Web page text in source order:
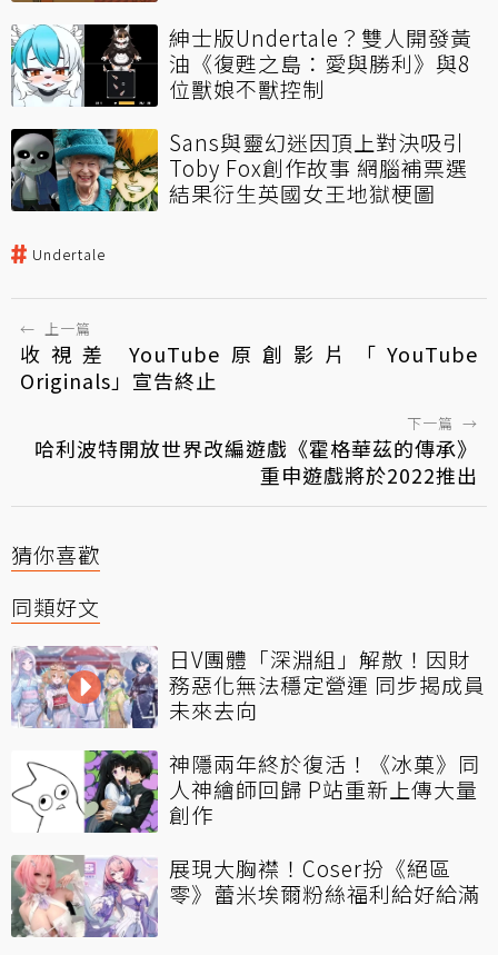
紳士版Undertale？雙人開發黃
油《復甦之島：愛與勝利》與8
位獸娘不獸控制
Sans與靈幻迷因頂上對決吸引
Toby Fox創作故事 網腦補票選
結果衍生英國女王地獄梗圖
Undertale
← 上一篇
收視差 YouTube原創影片「YouTube
Originals」宣告終止
下一篇 →
哈利波特開放世界改編遊戲《霍格華茲的傳承》
重申遊戲將於2022推出
猜你喜歡
同類好文
日V團體「深淵組」解散！因財
務惡化無法穩定營運 同步揭成員
未來去向
神隱兩年終於復活！《冰菓》同
人神繪師回歸 P站重新上傳大量
創作
展現大胸襟！Coser扮《絕區
零》蕾米埃爾粉絲福利給好給滿